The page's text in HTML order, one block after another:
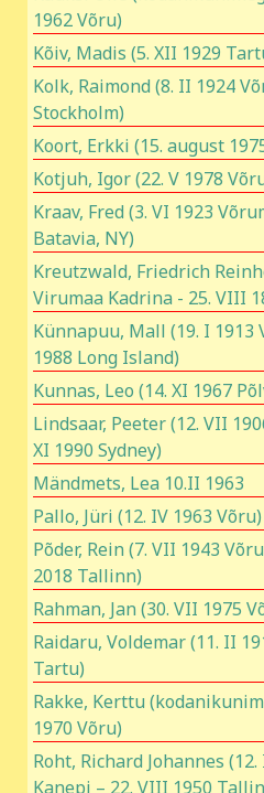
1962 Võru)
Kõiv, Madis (5. XII 1929
Kolk, Raimond (8. II 1924
Stockholm)
Koort, Erkki (15. august
Kotjuh, Igor (22. V 1978
Kraav, Fred (3. VI 1923
Batavia, NY)
Kreutzwald, Friedrich
Virumaa Kadrina - 25. VIII
Künnapuu, Mall (19. I 1913
1988 Long Island)
Kunnas, Leo (14. XI 1967
Lindsaar, Peeter (12. VII
XI 1990 Sydney)
Mändmets, Lea 10.II 1963
Pallo, Jüri (12. IV 1963 Võru)
Põder, Rein (7. VII 1943
2018 Tallinn)
Rahman, Jan (30. VII 1975
Raidaru, Voldemar (11. II
Tartu)
Rakke, Kerttu
1970 Võru)
Roht, Richard Johannes
Kanepi – 22. VIII 1950